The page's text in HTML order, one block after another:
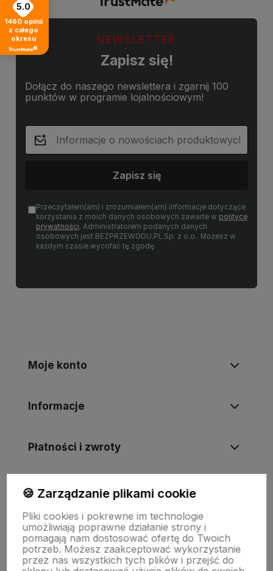
NEWSLETTER
Zapisz się!
Dołącz do naszego newslettera i zgarnij 100
punktów w programie lojalnościowym!
Zapisz się
Przeczytałem(am) i zrozumiałem(am) informacje dotyczące
korzystania z moich danych osobowych zawarte w polityce
prywatności. Administratorem podanych danych
osobowych jest BEZPRZEWODU.PL Sp. z o.o.. Możesz w
każdym czasie wycofać tę zgodę.
Moje konto
Informacje
Płatności i zwroty
Wsparcie
O nas
5.0
1460 opinii
z całego
okresu
🍪 Zarządzanie plikami cookie
Pliki cookies i pokrewne im technologie
umożliwiają poprawne działanie strony i
pomagają nam dostosować ofertę do Twoich
potrzeb. Możesz zaakceptować wykorzystanie
przez nas wszystkich tych plików i przejść do